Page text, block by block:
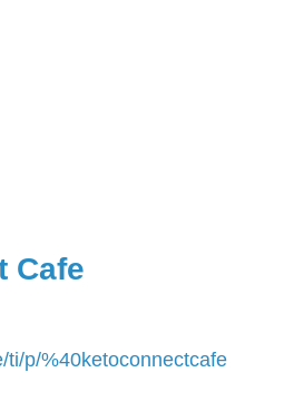
Cafe
ti/p/%40ketoconnectcafe